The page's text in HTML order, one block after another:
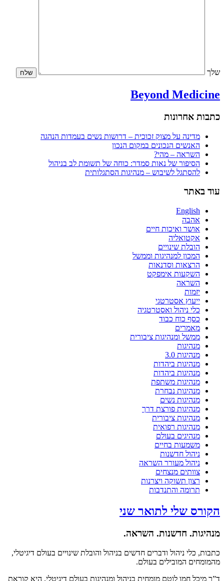
שלך
Beyond Medicine
כתבות אחרונות
מדינה על מצוק זכוכית – דרושות נשים בעמדות הנהגה
האנשים הנכונים במקום הנכון
השראה – מהי?
הסיפור של נאות סמדר: כוחה של תשומת לב בניהול
להסתגל לשיבוש – מנהיגות הסתגלותית
עוד באתר
English
אהבה
אושר ואיכות חיים
אקטואליה
הובלת שינויים
המכון למנהיגות וממשל
הרצאות וסדנאות
השקעות אימפקט
השראה
יזמות
ייעוץ אסטרטגי
כלי ניהול ואסטרטגיה
כסף כוח כבוד
מאמרים
ממשל ומנהיגות ציבורית
מנהיגות
מנהיגות 3.0
מנהיגות ביהדות
מנהיגות ביהדות
מנהיגות משתפת
מנהיגות נבחרת
מנהיגות נשים
מנהיגות פורצת דרך
מנהיגות ציבורית
מנהיגות רפואית
מנהיגים בעולם
משמעות בחיים
ניהול חדשנות
ניהול מעורר השראה
צוותים מנצחים
רצון תשוקה ויצרנות
תרומה והתנדבות
הקורס שלי לתואר שני
מנהיגות. חדשנות. השראה.
כתבות, כלי ניהול ודברים חדשים בניהול והובלת שינויים בעולם דיגיטלי,
מהמומחים המובילים בעולם.
ד”ר מיכל חמו לוטם מומחית בניהול ומנהיגות בעולם דיגיטלי. היא קוראת